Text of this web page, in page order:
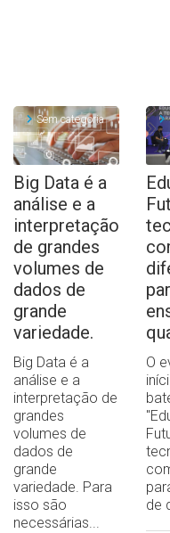
Sem categoria
Big Data é a
análise e a
interpretação
de grandes
volumes de
dados de
grande
variedade.
Big Data é a
análise e a
interpretação de
grandes
volumes de
dados de
grande
variedade. Para
isso são
necessárias...
O
de